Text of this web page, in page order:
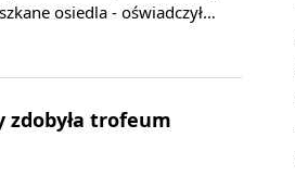
osiedla - oświadczył…
zdobyła trofeum